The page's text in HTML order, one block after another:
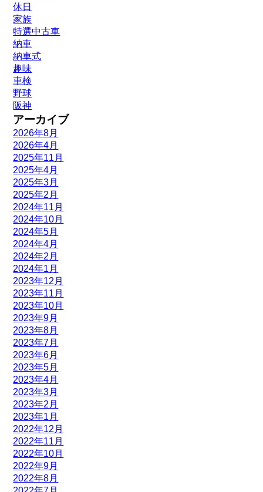
休日
家族
特選中古車
納車
納車式
趣味
車検
野球
阪神
アーカイブ
2026年8月
2026年4月
2025年11月
2025年4月
2025年3月
2025年2月
2024年11月
2024年10月
2024年5月
2024年4月
2024年2月
2024年1月
2023年12月
2023年11月
2023年10月
2023年9月
2023年8月
2023年7月
2023年6月
2023年5月
2023年4月
2023年3月
2023年2月
2023年1月
2022年12月
2022年11月
2022年10月
2022年9月
2022年8月